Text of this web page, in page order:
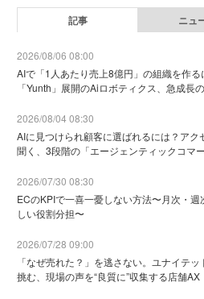
記事 ニュ
2026/08/06 08:00
AIで「1人あたり売上8億円」の組織を作る
「Yunth」展開のAiロボティクス、急成長
2026/08/04 08:30
AIに見つけられ顧客に選ばれるには？アク
聞く、3段階の「エージェンティックコマ
2026/07/30 08:30
ECのKPIで一喜一憂しない方法〜月次・週
しい役割分担〜
2026/07/28 09:00
「なぜ売れた？」を逃さない。ユナイテ
挑む、現場の声を“良質に”収集する店舗AX